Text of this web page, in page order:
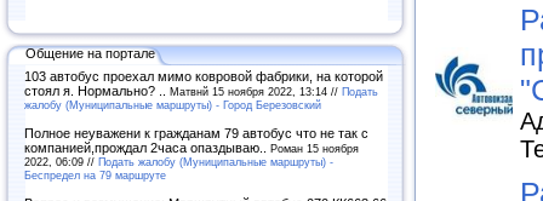
Общение на портале
103 автобус проехал мимо ковровой фабрики, на которой
стоял я. Нормально? .. Матвнй 15 ноября 2022, 13:14 // Подать
жалобу (Муниципальные маршруты) - Город Березовский
Полное неуважени к гражданам 79 автобус что не так с
компанией,прождал 2часа опаздываю.. Роман 15 ноября
2022, 06:09 // Подать жалобу (Муниципальные маршруты) -
Беспредел на 79 маршруте